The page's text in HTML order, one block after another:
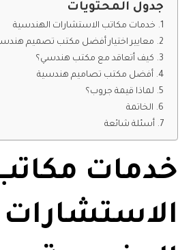
جدول المحتويات
خدمات مكاتب الاستشارات الهندسية
معايير اختيار أفضل مكتب تصميم
كيف أتعاقد مع مكتب هندسي؟
أفضل مكتب تصاميم هندسية
لماذا قيمة جروب؟
الخاتمة
أسئلة شائعة
خدمات
الاستشارات